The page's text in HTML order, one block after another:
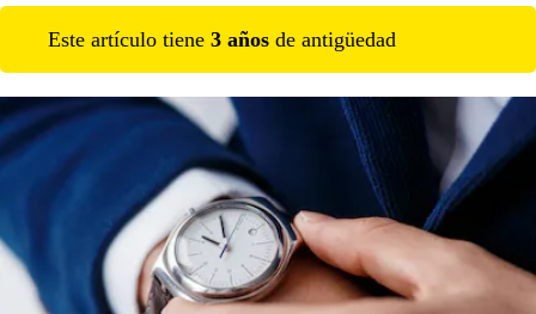
Este artículo tiene 3 años de antigüedad